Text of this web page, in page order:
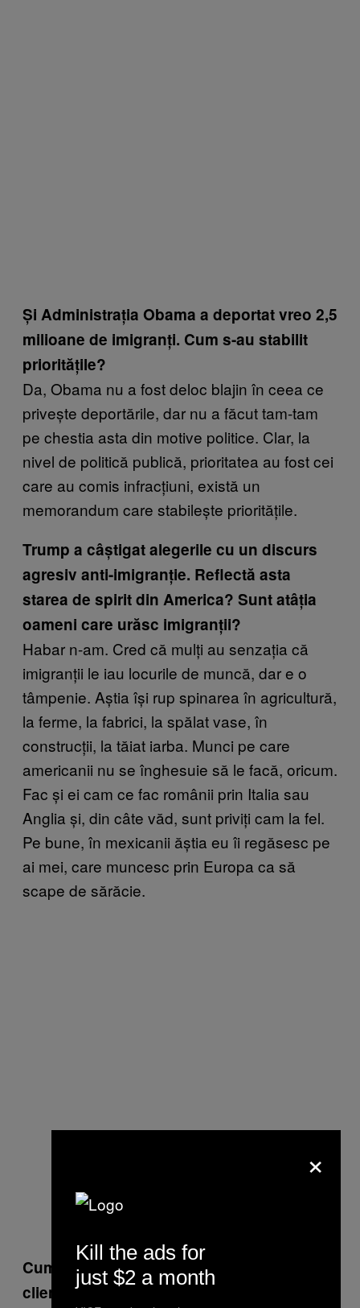
Și Administrația Obama a deportat vreo 2,5
milioane de imigranți. Cum s-au stabilit
prioritățile?
Da, Obama nu a fost deloc blajin în ceea ce
privește deportările, dar nu a făcut tam-tam
pe chestia asta din motive politice. Clar, la
nivel de politică publică, prioritatea au fost cei
care au comis infracțiuni, există un
memorandum care stabilește prioritățile.
Trump a câștigat alegerile cu un discurs
agresiv anti-imigranție. Reflectă asta
starea de spirit din America? Sunt atâția
oameni care urăsc imigranții?
Habar n-am. Cred că mulți au senzația că
imigranții le iau locurile de muncă, dar e o
tâmpenie. Aștia își rup spinarea în agricultură,
la ferme, la fabrici, la spălat vase, în
construcții, la tăiat iarba. Munci pe care
americanii nu se înghesuie să le facă, oricum.
Fac și ei cam ce fac românii prin Italia sau
Anglia și, din câte văd, sunt priviți cam la fel.
Pe bune, în mexicanii ăștia eu îi regăsesc pe
ai mei, care muncesc prin Europa ca să
scape de sărăcie.
Cum s-a schimbat starea de spirit printre
clienții tăi după ce a câștigat Trump?
×
Kill the ads for
just $2 a month